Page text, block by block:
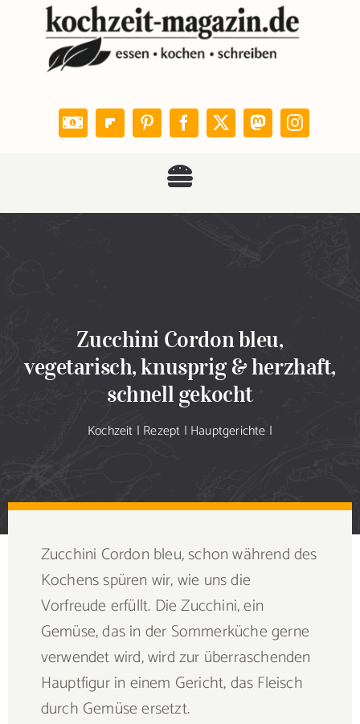
springen
Toggle
Sammlung
Speiseplan
Portfolio
Galerie
Rezept senden
Zucchini Cordon bleu,
vegetarisch, knusprig & herzhaft,
schnell gekocht
Kochzeit | Rezept | Hauptgerichte |
Zucchini Cordon bleu, schon während des
Kochens spüren wir, wie uns die
Vorfreude erfüllt. Die Zucchini, ein
Gemüse, das in der Sommerküche gerne
verwendet wird, wird zur überraschenden
Hauptfigur in einem Gericht, das Fleisch
durch Gemüse ersetzt.